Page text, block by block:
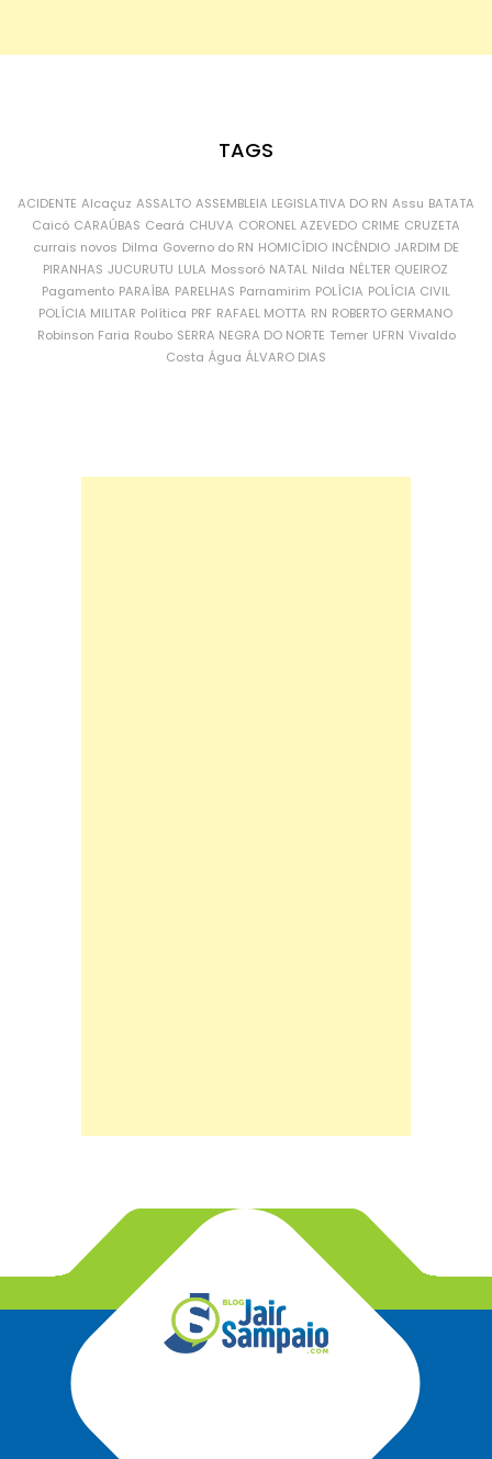
TAGS
ACIDENTE Alcaçuz ASSALTO ASSEMBLEIA LEGISLATIVA DO RN Assu BATATA
Caicó CARAÚBAS Ceará CHUVA CORONEL AZEVEDO CRIME CRUZETA
currais novos Dilma Governo do RN HOMICÍDIO INCÊNDIO JARDIM DE
PIRANHAS JUCURUTU LULA Mossoró NATAL Nilda NÉLTER QUEIROZ
Pagamento PARAÍBA PARELHAS Parnamirim POLÍCIA POLÍCIA CIVIL
POLÍCIA MILITAR Política PRF RAFAEL MOTTA RN ROBERTO GERMANO
Robinson Faria Roubo SERRA NEGRA DO NORTE Temer UFRN Vivaldo
Costa Água ÁLVARO DIAS